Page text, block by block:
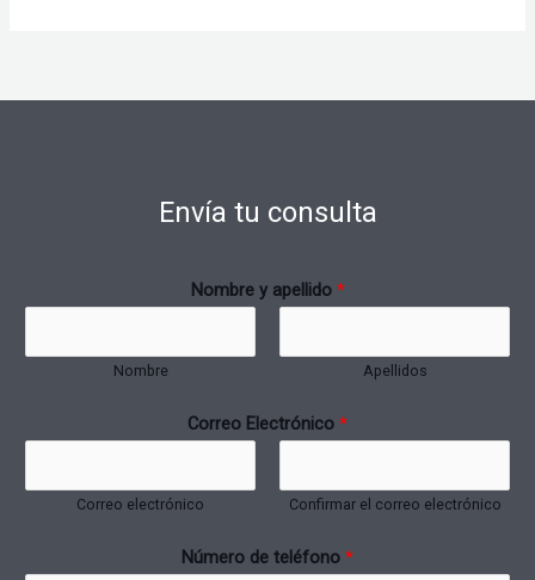
Envía tu consulta
Nombre y apellido *
Nombre Apellidos
Correo Electrónico *
Correo electrónico Confirmar el correo electrónico
Número de teléfono *